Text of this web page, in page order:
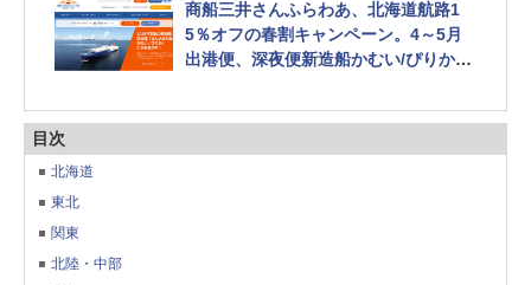
商船三井さんふらわあ、北海道航路1
5％オフの春割キャンペーン。4～5月
出港便、深夜便新造船かむい/ぴりかも
目次
北海道
東北
関東
北陸・中部